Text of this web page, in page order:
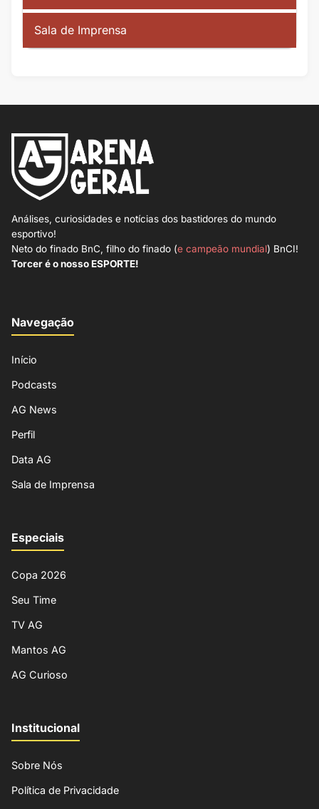
Sala de Imprensa
Análises, curiosidades e notícias dos bastidores do mundo
esportivo!
Neto do finado BnC, filho do finado (e campeão mundial) BnCI!
Torcer é o nosso ESPORTE!
Navegação
Início
Podcasts
AG News
Perfil
Data AG
Sala de Imprensa
Especiais
Copa 2026
Seu Time
TV AG
Mantos AG
AG Curioso
Institucional
Sobre Nós
Política de Privacidade